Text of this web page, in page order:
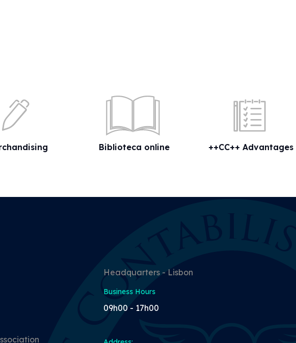
Biblioteca online ++CC++ Advantages
Headquarters - Lisbon
Business Hours
09h00 - 17h00